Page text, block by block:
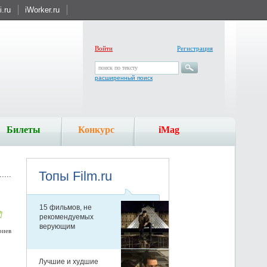
iWorker.ru
Войти Регистрация
поиск по тексту
расширенный поиск
Билеты Конкурс iMag